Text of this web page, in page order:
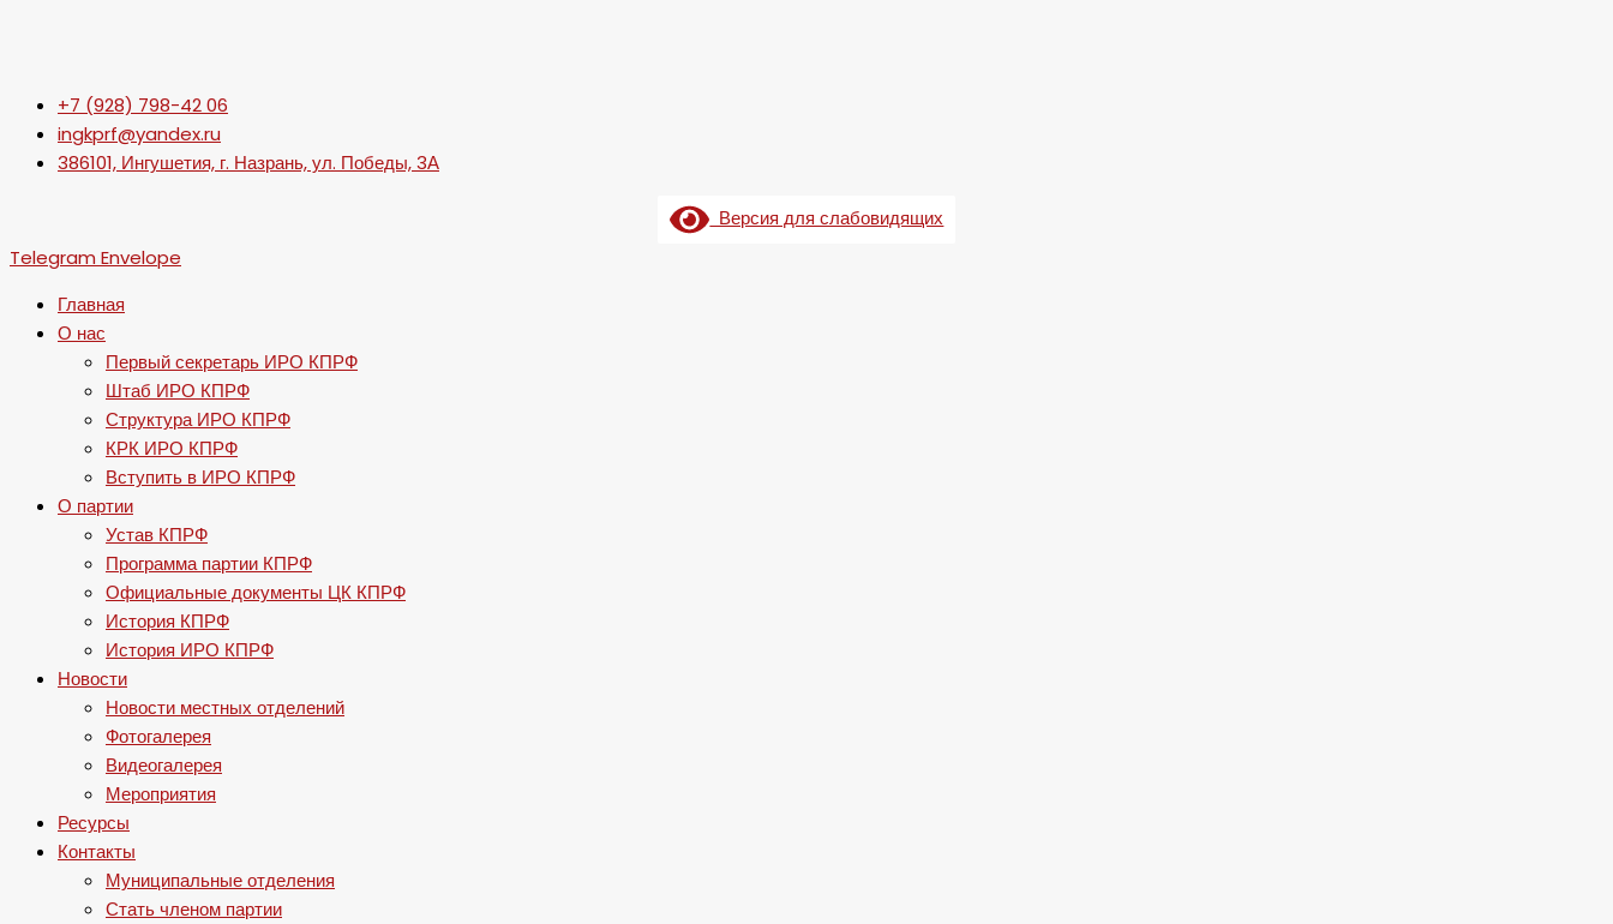
+7 (928) 798-42 06
ingkprf@yandex.ru
386101, Ингушетия, г. Назрань, ул. Победы, 3А
Версия для слабовидящих
Telegram Envelope
Главная
О нас
Первый секретарь ИРО КПРФ
Штаб ИРО КПРФ
Структура ИРО КПРФ
КРК ИРО КПРФ
Вступить в ИРО КПРФ
О партии
Устав КПРФ
Программа партии КПРФ
Официальные документы ЦК КПРФ
История КПРФ
История ИРО КПРФ
Новости
Новости местных отделений
Фотогалерея
Видеогалерея
Мероприятия
Ресурсы
Контакты
Муниципальные отделения
Стать членом партии